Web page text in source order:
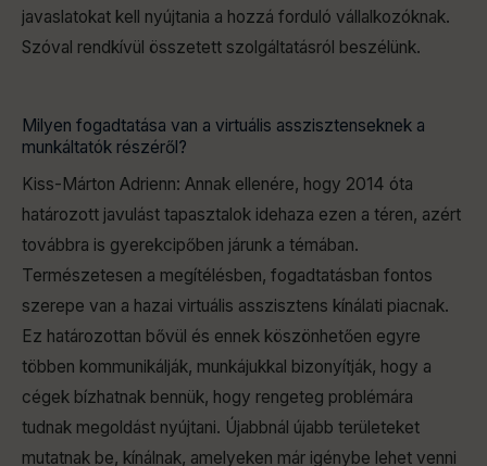
javaslatokat kell nyújtania a hozzá forduló vállalkozóknak.
Szóval rendkívül összetett szolgáltatásról beszélünk.
Milyen fogadtatása van a virtuális asszisztenseknek a
munkáltatók részéről?
Kiss-Márton Adrienn: Annak ellenére, hogy 2014 óta
határozott javulást tapasztalok idehaza ezen a téren, azért
továbbra is gyerekcipőben járunk a témában.
Természetesen a megítélésben, fogadtatásban fontos
szerepe van a hazai virtuális asszisztens kínálati piacnak.
Ez határozottan bővül és ennek köszönhetően egyre
többen kommunikálják, munkájukkal bizonyítják, hogy a
cégek bízhatnak bennük, hogy rengeteg problémára
tudnak megoldást nyújtani. Újabbnál újabb területeket
mutatnak be, kínálnak, amelyeken már igénybe lehet venni